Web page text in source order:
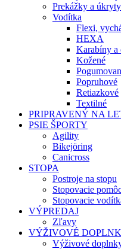
Prekážky a úkryty
Vodítka
Flexi,
HEXA
Karabíny
Kožené
Popruhové
Retiazkové
Textilné
PRIPRAVENÝ NA
PSIE ŠPORTY
Agility
Bikejöring
Canicross
STOPA
Postroje na stopu
Stopovacie
Stopovacie
VÝPREDAJ
Zľavy
VÝŽIVOVÉ
Výživové